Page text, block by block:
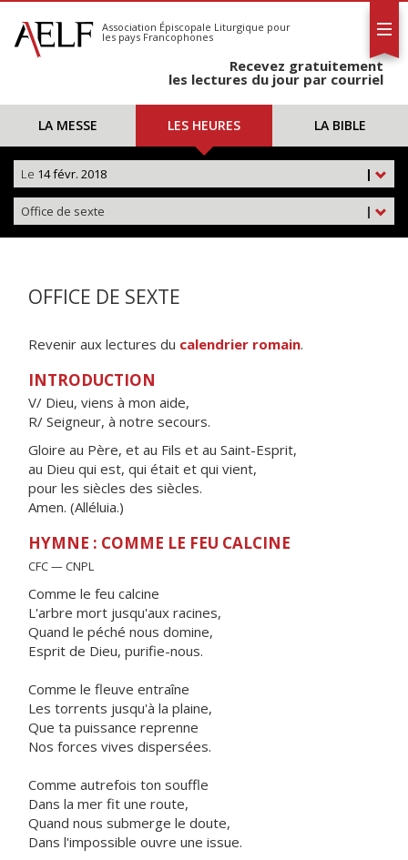
S'abonner
Calendrier
Association Épiscopale Liturgique pour
les pays Francophones
Recevez gratuitement
les lectures du jour par courriel
LA MESSE LES HEURES LA BIBLE
|
Le 14 févr. 2018
|
Office de sexte
OFFICE DE SEXTE
Revenir aux lectures du calendrier romain.
INTRODUCTION
V/ Dieu, viens à mon aide,
R/ Seigneur, à notre secours.
Gloire au Père, et au Fils et au Saint-Esprit,
au Dieu qui est, qui était et qui vient,
pour les siècles des siècles.
Amen. (Alléluia.)
HYMNE : COMME LE FEU CALCINE
CFC — CNPL
Comme le feu calcine
L'arbre mort jusqu'aux racines,
Quand le péché nous domine,
Esprit de Dieu, purifie-nous.
Comme le fleuve entraîne
Les torrents jusqu'à la plaine,
Que ta puissance reprenne
Nos forces vives dispersées.
Comme autrefois ton souffle
Dans la mer fit une route,
Quand nous submerge le doute,
Dans l'impossible ouvre une issue.